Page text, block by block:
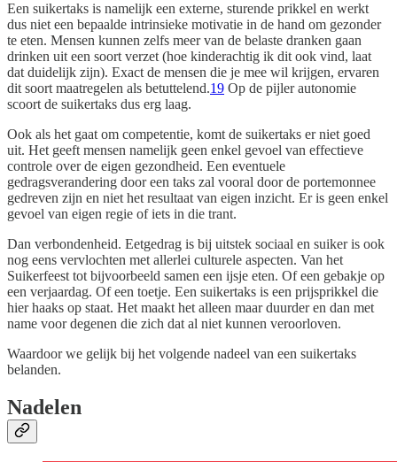
Een suikertaks is namelijk een externe, sturende prikkel en werkt
dus niet een bepaalde intrinsieke motivatie in de hand om gezonder
te eten. Mensen kunnen zelfs meer van de belaste dranken gaan
drinken uit een soort verzet (hoe kinderachtig ik dit ook vind, laat
dat duidelijk zijn). Exact de mensen die je mee wil krijgen, ervaren
dit soort maatregelen als betuttelend.19 Op de pijler autonomie
scoort de suikertaks dus erg laag.
Ook als het gaat om competentie, komt de suikertaks er niet goed
uit. Het geeft mensen namelijk geen enkel gevoel van effectieve
controle over de eigen gezondheid. Een eventuele
gedragsverandering door een taks zal vooral door de portemonnee
gedreven zijn en niet het resultaat van eigen inzicht. Er is geen enkel
gevoel van eigen regie of iets in die trant.
Dan verbondenheid. Eetgedrag is bij uitstek sociaal en suiker is ook
nog eens vervlochten met allerlei culturele aspecten. Van het
Suikerfeest tot bijvoorbeeld samen een ijsje eten. Of een gebakje op
een verjaardag. Of een toetje. Een suikertaks is een prijsprikkel die
hier haaks op staat. Het maakt het alleen maar duurder en dan met
name voor degenen die zich dat al niet kunnen veroorloven.
Waardoor we gelijk bij het volgende nadeel van een suikertaks
belanden.
Nadelen